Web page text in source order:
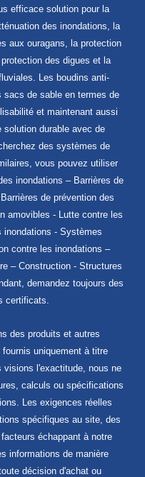
efficace solution pour la
des inondations, la
aux ouragans, la protection
des digues et la
Les boudins anti-
sacs de sable en termes de
et maintenant aussi
durable avec de
des systèmes de
vous pouvez utiliser
inondations – Barrières de
de prévention des
amovibles - Lutte contre les
inondations - Systèmes
contre les inondations –
– Construction - Structures
demandez toujours des
certificats.
des produits et autres
uniquement à titre
visions l'exactitude, nous ne
calculs ou spécifications
Les exigences réelles
spécifiques au site, des
échappant à notre
informations de manière
décision d'achat ou